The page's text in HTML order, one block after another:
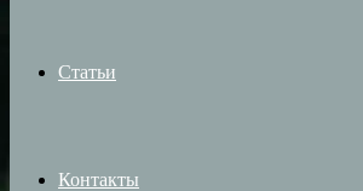
Статьи
Контакты